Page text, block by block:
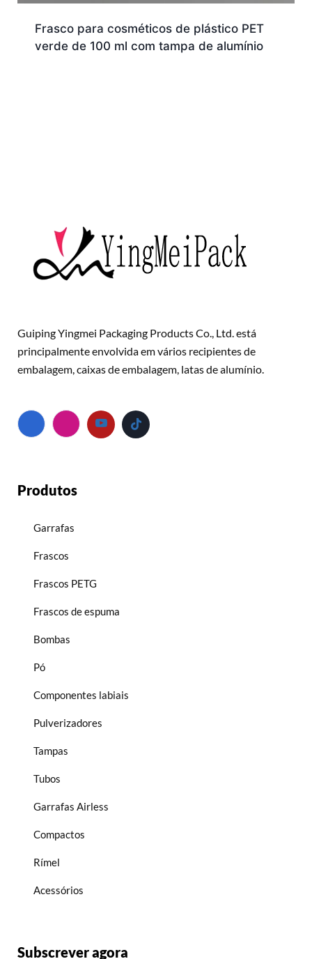
Frasco para cosméticos de plástico PET
verde de 100 ml com tampa de alumínio
Guiping Yingmei Packaging Products Co., Ltd. está
principalmente envolvida em vários recipientes de
embalagem, caixas de embalagem, latas de alumínio.
Produtos
Garrafas
Frascos
Frascos PETG
Frascos de espuma
Bombas
Pó
Componentes labiais
Pulverizadores
Tampas
Tubos
Garrafas Airless
Compactos
Rímel
Acessórios
Subscrever agora